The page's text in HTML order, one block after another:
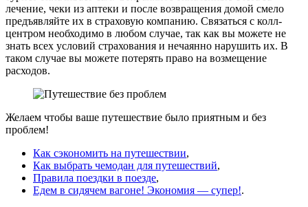
лечение, чеки из аптеки и после возвращения домой смело
предъявляйте их в страховую компанию. Связаться с колл-
центром необходимо в любом случае, так как вы можете не
знать всех условий страхования и нечаянно нарушить их. В
таком случае вы можете потерять право на возмещение
расходов.
Желаем чтобы ваше путешествие было приятным и без
проблем!
Как сэкономить на путешествии,
Как выбрать чемодан для путешествий,
Правила поездки в поезде,
Едем в сидячем вагоне! Экономия — супер!.